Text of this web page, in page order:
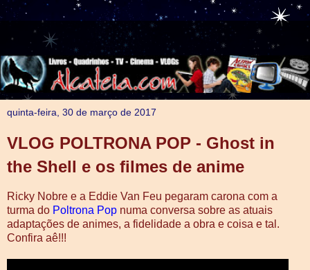
quinta-feira, 30 de março de 2017
VLOG POLTRONA POP - Ghost in
the Shell e os filmes de anime
Ricky Nobre e a Eddie Van Feu pegaram carona com a
turma do Poltrona Pop numa conversa sobre as atuais
adaptações de animes, a fidelidade a obra e coisa e tal.
Confira aê!!!